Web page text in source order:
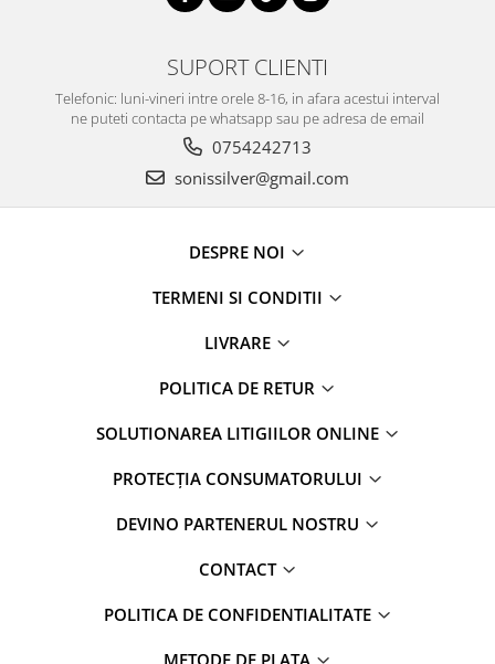
SUPORT CLIENTI
Telefonic: luni-vineri intre orele 8-16, in afara acestui interval
ne puteti contacta pe whatsapp sau pe adresa de email
0754242713
sonissilver@gmail.com
DESPRE NOI
TERMENI SI CONDITII
LIVRARE
POLITICA DE RETUR
SOLUTIONAREA LITIGIILOR ONLINE
PROTECȚIA CONSUMATORULUI
DEVINO PARTENERUL NOSTRU
CONTACT
POLITICA DE CONFIDENTIALITATE
METODE DE PLATA